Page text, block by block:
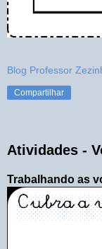
Blog Professor
Compartilhar
Atividades -
Trabalhando as